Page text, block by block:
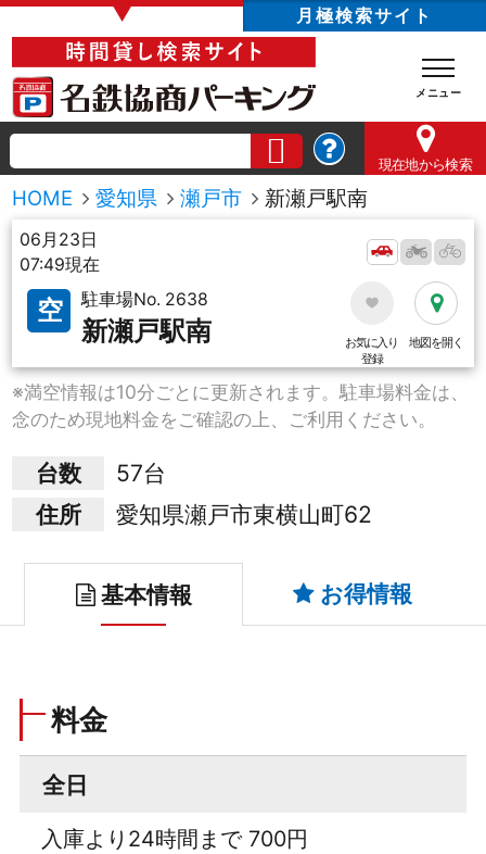
▼ 月極検索サイト
現在地から検索
HOME 愛知県 瀬戸市 新瀬戸駅南
06月23日
07:49現在
空 駐車場No. 2638
新瀬戸駅南
お気に入り
登録
地図を開く
※満空情報は10分ごとに更新されます。駐車場料金は、
念のため現地料金をご確認の上、ご利用ください。
台数
57台
住所
愛知県瀬戸市東横山町62
基本情報 お得情報
料金
全日
入庫より24時間まで 700円